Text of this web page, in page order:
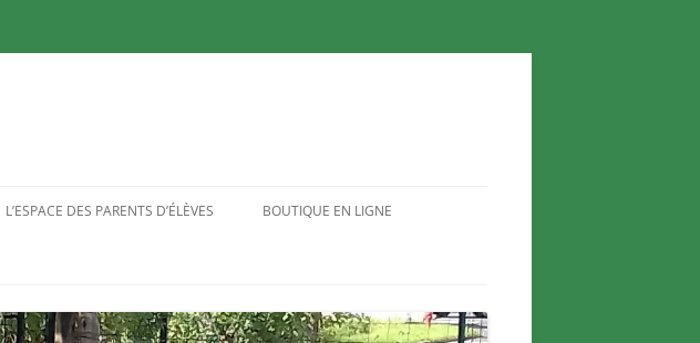
L’ESPACE DES PARENTS D’ÉLÈVES BOUTIQUE EN LIGNE